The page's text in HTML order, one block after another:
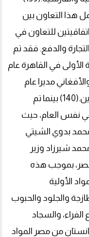
هذا التعاون بين
للتعاون في
والدفع. فقد تم
الأولى في القاهرة عام
مديرا عام
مصلحة الطيران المدني في كلا البلدين.(140) بينما تم
في نفس العام، حيث
بدوي الشيتي
شيرزاد وزير
مصر، بموجب هذه
الأولية
والجلود والحبوب
الفراء، والسجاد
من مصر المواد